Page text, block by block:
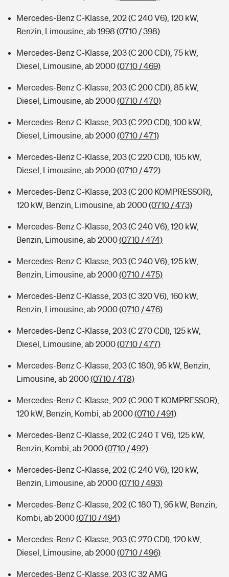
Mercedes-Benz C-Klasse, 202 (C 240 V6), 120 kW,
Benzin, Limousine, ab 1998 (0710 / 398)
Mercedes-Benz C-Klasse, 203 (C 200 CDI), 75 kW,
Diesel, Limousine, ab 2000(0710 / 469)
Mercedes-Benz C-Klasse, 203 (C 200 CDI), 85 kW,
Diesel, Limousine, ab 2000(0710 / 470)
Mercedes-Benz C-Klasse, 203 (C 220 CDI), 100 kW,
Diesel, Limousine, ab 2000(0710 / 471)
Mercedes-Benz C-Klasse, 203 (C 220 CDI), 105 kW,
Diesel, Limousine, ab 2000(0710 / 472)
Mercedes-Benz C-Klasse, 203 (C 200 KOMPRESSOR),
120 kW, Benzin, Limousine, ab 2000(0710 / 473)
Mercedes-Benz C-Klasse, 203 (C 240 V6), 120 kW,
Benzin, Limousine, ab 2000(0710 / 474)
Mercedes-Benz C-Klasse, 203 (C 240 V6), 125 kW,
Benzin, Limousine, ab 2000(0710 / 475)
Mercedes-Benz C-Klasse, 203 (C 320 V6), 160 kW,
Benzin, Limousine, ab 2000(0710 / 476)
Mercedes-Benz C-Klasse, 203 (C 270 CDI), 125 kW,
Diesel, Limousine, ab 2000(0710 / 477)
Mercedes-Benz C-Klasse, 203 (C 180), 95 kW, Benzin,
Limousine, ab 2000(0710 / 478)
Mercedes-Benz C-Klasse, 202 (C 200 T KOMPRESSOR),
120 kW, Benzin, Kombi, ab 2000(0710 / 491)
Mercedes-Benz C-Klasse, 202 (C 240 T V6), 125 kW,
Benzin, Kombi, ab 2000(0710 / 492)
Mercedes-Benz C-Klasse, 202 (C 240 V6), 120 kW,
Benzin, Limousine, ab 2000(0710 / 493)
Mercedes-Benz C-Klasse, 202 (C 180 T), 95 kW, Benzin,
Kombi, ab 2000(0710 / 494)
Mercedes-Benz C-Klasse, 203 (C 270 CDI), 120 kW,
Diesel, Limousine, ab 2000(0710 / 496)
Mercedes-Benz C-Klasse, 203 (C 32 AMG